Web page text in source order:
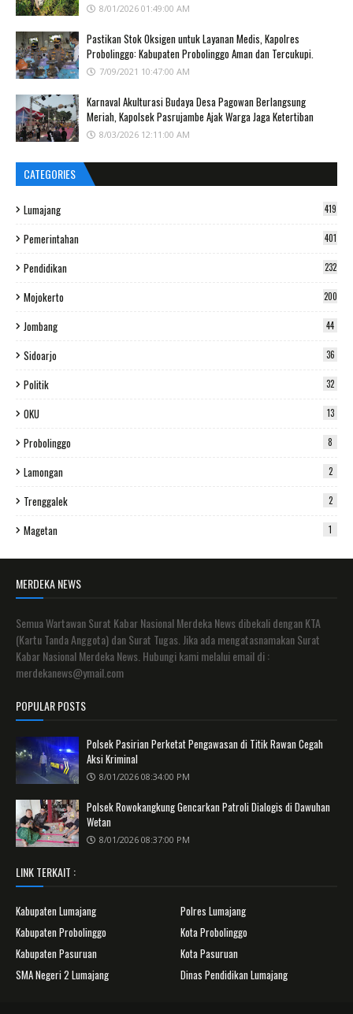
8/01/2026 01:49:00 AM
Pastikan Stok Oksigen untuk Layanan Medis, Kapolres
Probolinggo: Kabupaten Probolinggo Aman dan Tercukupi.
7/09/2021 10:47:00 AM
Karnaval Akulturasi Budaya Desa Pagowan Berlangsung
Meriah, Kapolsek Pasrujambe Ajak Warga Jaga Ketertiban
8/03/2026 12:11:00 AM
CATEGORIES
Lumajang 419
Pemerintahan 401
Pendidikan 232
Mojokerto 200
Jombang 44
Sidoarjo 36
Politik 32
OKU 13
Probolinggo 8
Lamongan 2
Trenggalek 2
Magetan 1
MERDEKA NEWS
Semua Wartawan Surat Kabar Nasional Merdeka News dibekali dengan KTA
(Kartu Tanda Anggota) dan Surat Tugas. Jika ada mengatasnamakan Surat
Kabar Nasional Merdeka News. Hubungi kami melalui email di :
merdekanews@ymail.com
POPULAR POSTS
Polsek Pasirian Perketat Pengawasan di Titik Rawan Cegah
Aksi Kriminal
8/01/2026 08:34:00 PM
Polsek Rowokangkung Gencarkan Patroli Dialogis di Dawuhan
Wetan
8/01/2026 08:37:00 PM
LINK TERKAIT :
Kabupaten Lumajang
Polres Lumajang
Kabupaten Probolinggo
Kota Probolinggo
Kabupaten Pasuruan
Kota Pasuruan
SMA Negeri 2 Lumajang
Dinas Pendidikan Lumajang